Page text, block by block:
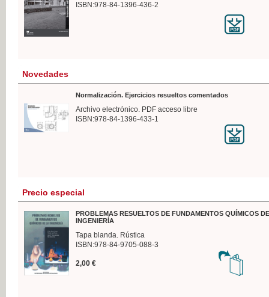
ISBN:978-84-1396-436-2
Novedades
Normalización. Ejercicios resueltos comentados
Archivo electrónico. PDF acceso libre
ISBN:978-84-1396-433-1
Precio especial
PROBLEMAS RESUELTOS DE FUNDAMENTOS QUÍMICOS
INGENIERÍA
Tapa blanda. Rústica
ISBN:978-84-9705-088-3
2,00 €